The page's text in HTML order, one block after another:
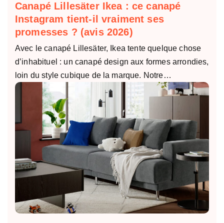
Canapé Lillesäter Ikea : ce canapé
Instagram tient-il vraiment ses
promesses ? (avis 2026)
Avec le canapé Lillesäter, Ikea tente quelque chose
d’inhabituel : un canapé design aux formes arrondies,
loin du style cubique de la marque. Notre…